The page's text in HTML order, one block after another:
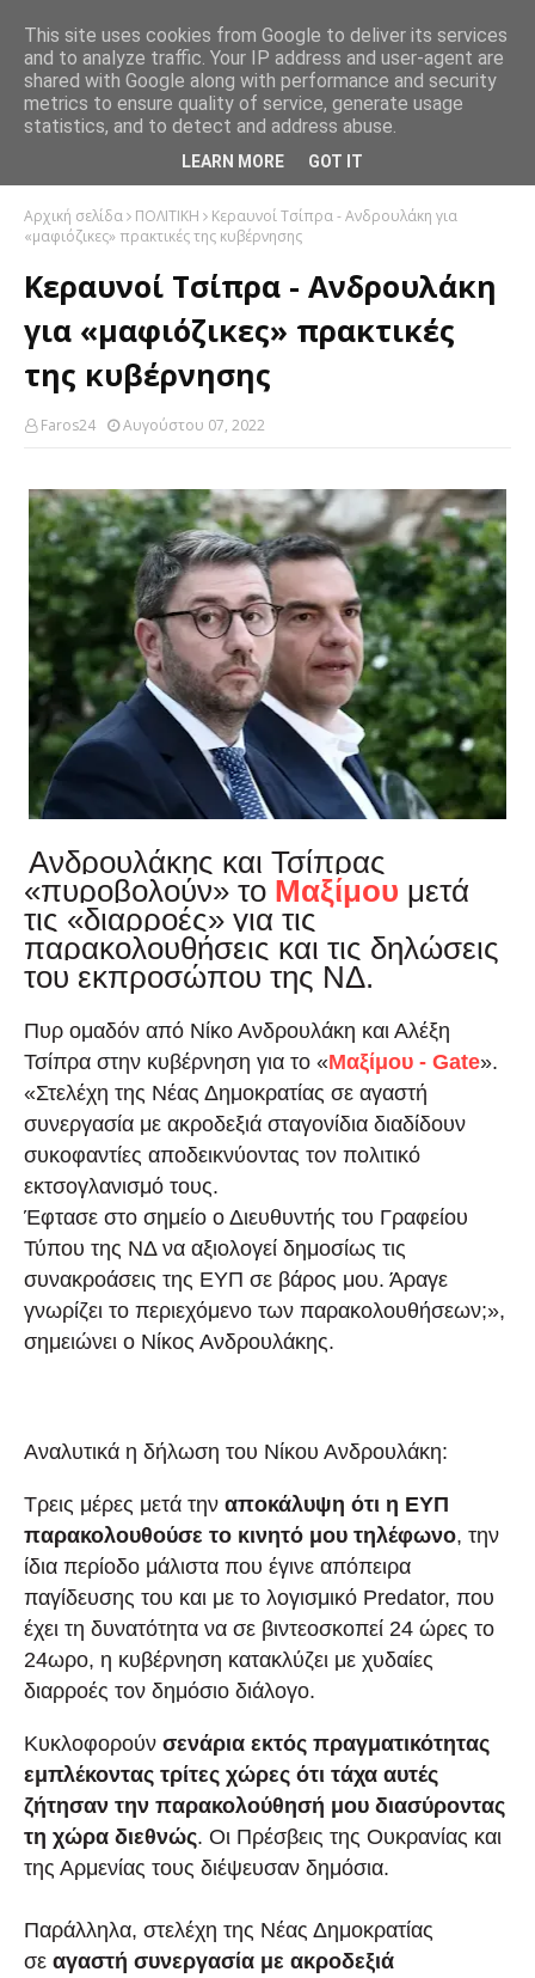
Αρχική σελίδα ΠΟΛΙΤΙΚΗ
Κεραυνοί Τσίπρα - Ανδρουλάκη για
«μαφιόζικες» πρακτικές της κυβέρνησης
Κεραυνοί Τσίπρα - Ανδρουλάκη
για «μαφιόζικες» πρακτικές
της κυβέρνησης
Faros24 Αυγούστου 07, 2022
Ανδρουλάκης και Τσίπρας
«πυροβολούν» το Μαξίμου μετά
τις «διαρροές» για τις
παρακολουθήσεις και τις δηλώσεις
του εκπροσώπου της ΝΔ.
Πυρ ομαδόν από Νίκο Ανδρουλάκη και Αλέξη
Τσίπρα στην κυβέρνηση για το «Μαξίμου - Gate».
«Στελέχη της Νέας Δημοκρατίας σε αγαστή
συνεργασία με ακροδεξιά σταγονίδια διαδίδουν
συκοφαντίες αποδεικνύοντας τον πολιτικό
εκτσογλανισμό τους.
Έφτασε στο σημείο ο Διευθυντής του Γραφείου
Τύπου της ΝΔ να αξιολογεί δημοσίως τις
συνακροάσεις της ΕΥΠ σε βάρος μου. Άραγε
γνωρίζει το περιεχόμενο των παρακολουθήσεων;»,
σημειώνει ο Νίκος Ανδρουλάκης.
Αναλυτικά η δήλωση του Νίκου Ανδρουλάκη:
Τρεις μέρες μετά την αποκάλυψη ότι η ΕΥΠ
παρακολουθούσε το κινητό μου τηλέφωνο, την
ίδια περίοδο μάλιστα που έγινε απόπειρα
παγίδευσης του και με το λογισμικό Predator, που
έχει τη δυνατότητα να σε βιντεοσκοπεί 24 ώρες το
24ωρο, η κυβέρνηση κατακλύζει με χυδαίες
διαρροές τον δημόσιο διάλογο.
Κυκλοφορούν σενάρια εκτός πραγματικότητας
εμπλέκοντας τρίτες χώρες ότι τάχα αυτές
ζήτησαν την παρακολούθησή μου διασύροντας
τη χώρα διεθνώς. Οι Πρέσβεις της Ουκρανίας και
της Αρμενίας τους διέψευσαν δημόσια.
Παράλληλα, στελέχη της Νέας Δημοκρατίας
σε αγαστή συνεργασία με ακροδεξιά
This site uses cookies from Google to deliver its services
and to analyze traffic. Your IP address and user-agent are
shared with Google along with performance and security
metrics to ensure quality of service, generate usage
statistics, and to detect and address abuse.
LEARN MORE GOT IT